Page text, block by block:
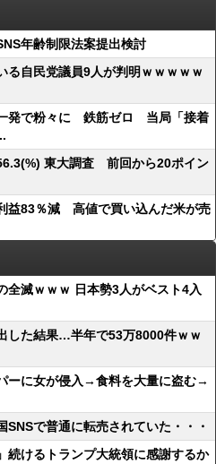
年齢制限法案提出検討
る自民党議員9人が判明ｗｗｗｗｗ
一発で粉々に 鉄筋ゼロ 当局「接着
東大調査 前回から20ポイン
益83％減 高値で買い込んだ米が売
全滅ｗｗｗ 日本勢3人がベスト4入
した結果…半年で53万8000件ｗｗ
ーに女が侵入→食料を大量に盗む→
で普通に転売されていた・・・
続けるトランプ大統領に感謝するか